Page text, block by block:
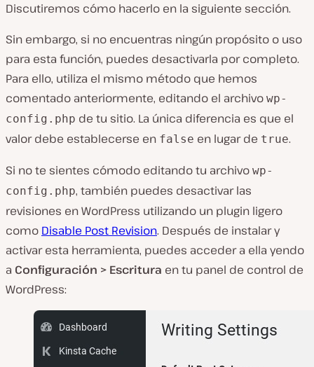
Discutiremos cómo hacerlo en la siguiente sección.
Sin embargo, si no encuentras ningún propósito o uso
para esta función, puedes desactivarla por completo.
Para ello, utiliza el mismo método que hemos
comentado anteriormente, editando el archivo wp-
config.php de tu sitio. La única diferencia es que el
valor debe establecerse en false en lugar de true.
Si no te sientes cómodo editando tu archivo wp-
config.php, también puedes desactivar las
revisiones en WordPress utilizando un plugin ligero
como Disable Post Revision. Después de instalar y
activar esta herramienta, puedes acceder a ella yendo
a Configuración > Escritura en tu panel de control de
WordPress: